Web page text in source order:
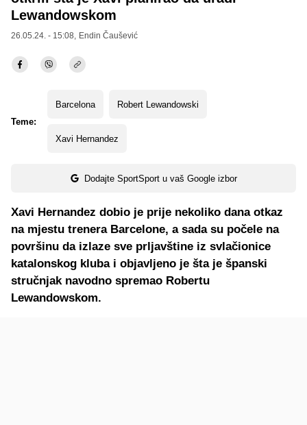
Lewandowskom
26.05.24. - 15:08, Endin Čaušević
Teme:
Barcelona Robert Lewandowski
Xavi Hernandez
Dodajte SportSport u vaš Google izbor
Xavi Hernandez dobio je prije nekoliko dana otkaz
na mjestu trenera Barcelone, a sada su počele na
površinu da izlaze sve prljavštine iz svlačionice
katalonskog kluba i objavljeno je šta je španski
stručnjak navodno spremao Robertu
Lewandowskom.